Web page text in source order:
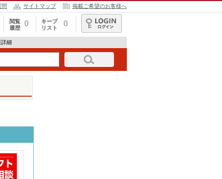
問 サイトマップ 掲載ご希望のお客様へ
閲覧
履歴
0
キープ
リスト
0
ログイン
細